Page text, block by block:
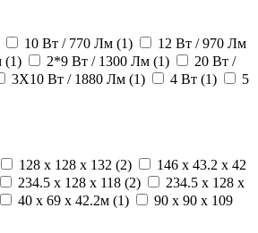
10 Вт / 770 Лм (1)
12 Вт / 970 Лм
(1) 2*9 Вт / 1300 Лм (1)
20 Вт /
3X10 Вт / 1880 Лм (1) 4 Вт (1)
5
128 x 128 x 132 (2)
146 x 43.2 x 42
234.5 x 128 x 118 (2)
234.5 x 128 x
40 x 69 x 42.2м (1)
90 x 90 x 109